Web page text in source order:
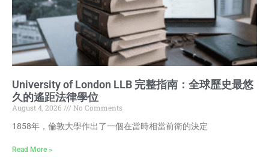
University of London LLB 完整指南：全球歷史最悠
久的遙距法律學位
August 4, 2026
No Comments
1858年，倫敦大學作出了一個在當時相當前衛的決定
Read More »